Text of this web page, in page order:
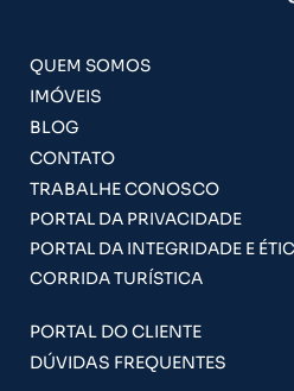
QUEM SOMOS
IMÓVEIS
BLOG
CONTATO
TRABALHE CONOSCO
PORTAL DA PRIVACIDADE
PORTAL DA INTEGRIDADE E
CORRIDA TURÍSTICA
PORTAL DO CLIENTE
DÚVIDAS FREQUENTES